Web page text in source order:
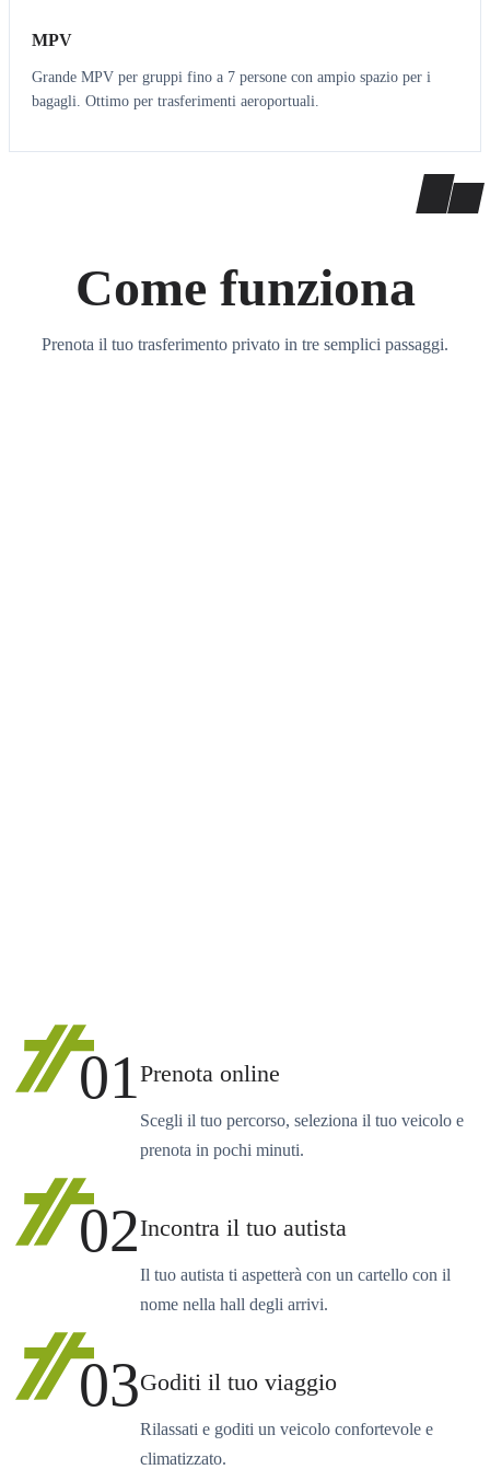
MPV
Grande MPV per gruppi fino a 7 persone con ampio spazio per i
bagagli. Ottimo per trasferimenti aeroportuali.
Come funziona
Prenota il tuo trasferimento privato in tre semplici passaggi.
01Prenota online
Scegli il tuo percorso, seleziona il tuo veicolo e
prenota in pochi minuti.
02Incontra il tuo autista
Il tuo autista ti aspetterà con un cartello con il
nome nella hall degli arrivi.
03Goditi il tuo viaggio
Rilassati e goditi un veicolo confortevole e
climatizzato.